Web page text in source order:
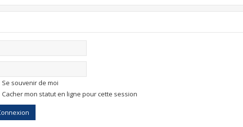
Se souvenir de moi
Cacher mon statut en ligne pour cette session